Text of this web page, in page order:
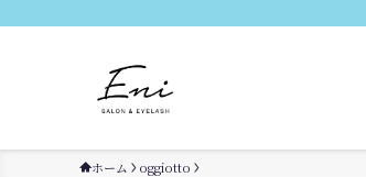
ホーム oggiotto